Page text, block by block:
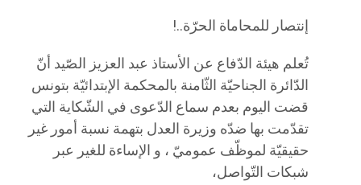
إنتصار للمحاماة الحرّة..!
تُعلم هيئة الدّفاع عن الأستاذ عبد العزيز الصّيد أنّ
الدّائرة الجناحيّة الثّامنة بالمحكمة الإبتدائيّة بتونس
قضت اليوم بعدم سماع الدّعوى في الشّكاية التي
تقدّمت بها ضدّه وزيرة العدل بتهمة نسبة أمور غير
حقيقيّة لموظّف عموميّ ، و الإساءة للغير عبر
شبكات التّواصل،